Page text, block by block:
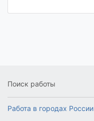
Поиск работы
Работа в городах России